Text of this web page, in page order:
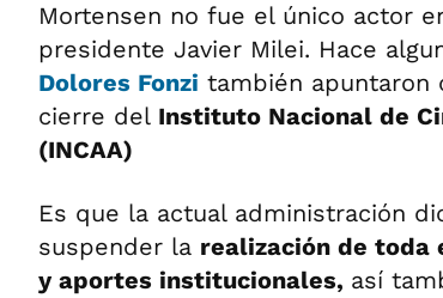
Mortensen no fue el único actor
presidente Javier Milei. Hace
Dolores Fonzi también apuntaron
cierre del Instituto Nacional de
(INCAA)
Es que la actual administración
suspender la realización de toda
y aportes institucionales, así